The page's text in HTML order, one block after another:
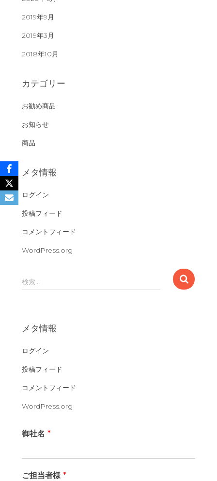
2019年9月
2019年3月
2018年10月
カテゴリー
お勧め商品
お知らせ
商品
メタ情報
ログイン
投稿フィード
コメントフィード
WordPress.org
検
索
検索…
メタ情報
ログイン
投稿フィード
コメントフィード
WordPress.org
御社名 *
ご担当者様 *